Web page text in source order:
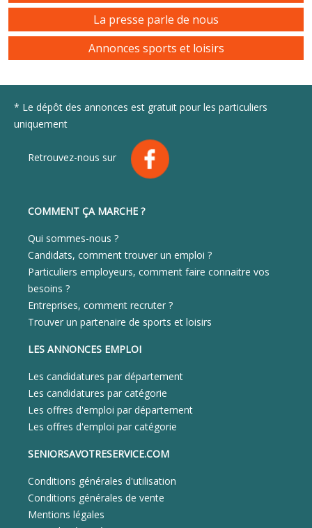
La presse parle de nous
Annonces sports et loisirs
* Le dépôt des annonces est gratuit pour les particuliers
uniquement
Retrouvez-nous sur
COMMENT ÇA MARCHE ?
Qui sommes-nous ?
Candidats, comment trouver un emploi ?
Particuliers employeurs, comment faire connaitre vos
besoins ?
Entreprises, comment recruter ?
Trouver un partenaire de sports et loisirs
LES ANNONCES EMPLOI
Les candidatures par département
Les candidatures par catégorie
Les offres d'emploi par département
Les offres d'emploi par catégorie
SENIORSAVOTRESERVICE.COM
Conditions générales d'utilisation
Conditions générales de vente
Mentions légales